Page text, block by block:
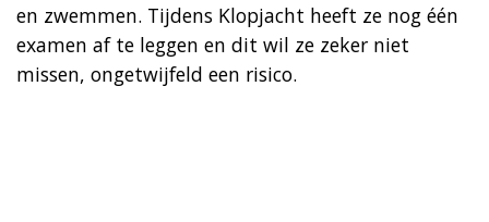
en zwemmen. Tijdens Klopjacht heeft ze nog één
examen af te leggen en dit wil ze zeker niet
missen, ongetwijfeld een risico.